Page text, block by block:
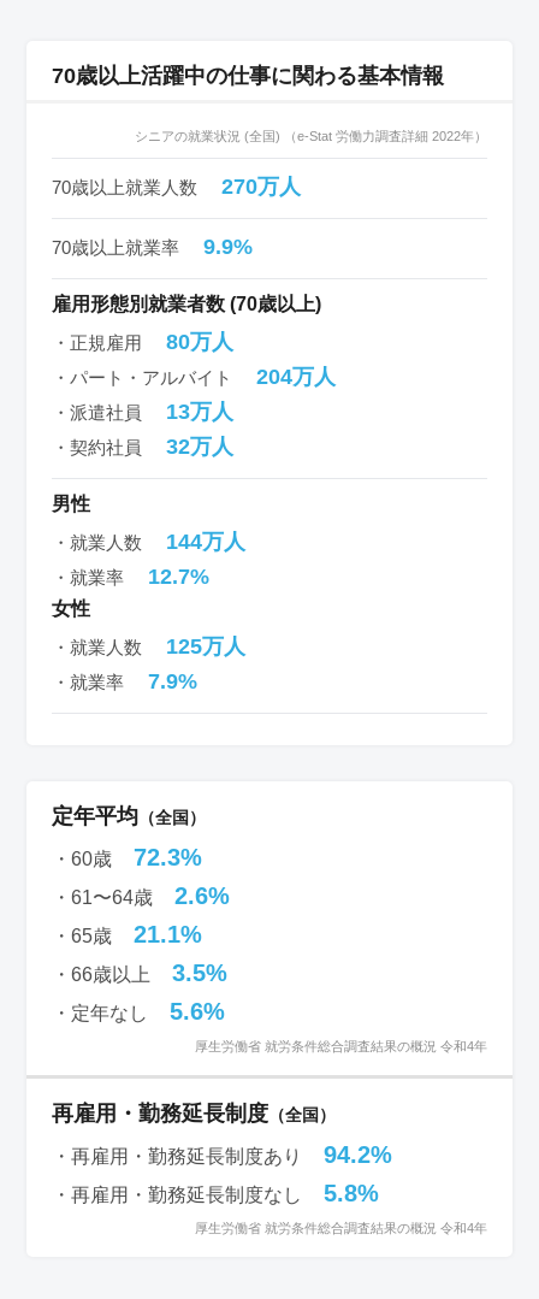
70歳以上活躍中の仕事に関わる基本情報
シニアの就業状況 (全国) （e-Stat 労働力調査詳細 2022年）
70歳以上就業人数 270万人
70歳以上就業率 9.9%
雇用形態別就業者数 (70歳以上)
・正規雇用
80万人
・パート・アルバイト 204万人
・派遣社員 13万人
・契約社員 32万人
男性
・就業人数
144万人
・就業率 12.7%
女性
・就業人数
125万人
・就業率 7.9%
定年平均 （全国）
・60歳 72.3%
・61〜64歳 2.6%
・65歳 21.1%
・66歳以上 3.5%
・定年なし 5.6%
厚生労働省 就労条件総合調査結果の概況 令和4年
再雇用・勤務延長制度（全国）
・再雇用・勤務延長制度あり 94.2%
・再雇用・勤務延長制度なし 5.8%
厚生労働省 就労条件総合調査結果の概況 令和4年